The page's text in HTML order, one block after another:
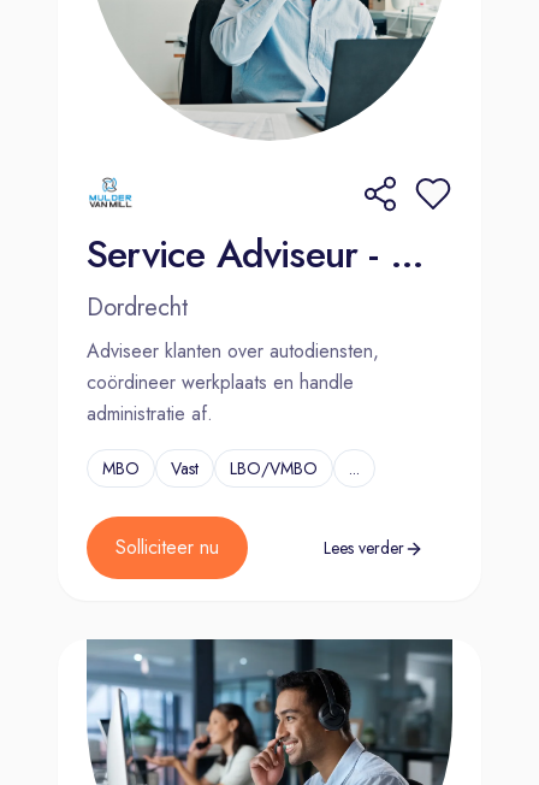
Service Adviseur - Mulder Van Mill Dordrecht (Laan)
Dordrecht
Adviseer klanten over autodiensten,
coördineer werkplaats en handle
administratie af.
MBO Vast LBO/VMBO ...
Solliciteer nu Lees verder